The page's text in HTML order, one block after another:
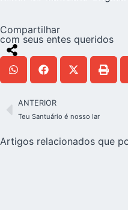
Compartilhar
com seus entes queridos
ANTERIOR
Teu Santuário é nosso lar
Artigos relacionados que